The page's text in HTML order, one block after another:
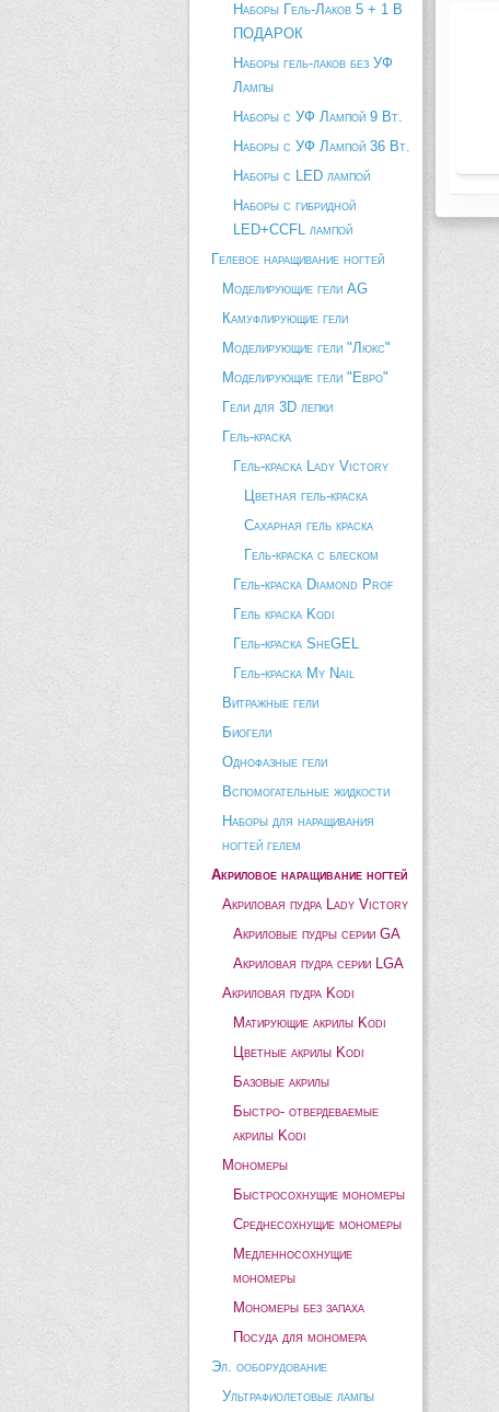
Наборы Гель-Лаков 5 + 1 В
ПОДАРОК
Наборы гель-лаков без УФ
Лампы
Наборы с УФ Лампой 9 Вт.
Наборы с УФ Лампой 36 Вт.
Наборы с LED лампой
Наборы с гибридной
LED+CCFL лампой
Гелевое наращивание ногтей
Моделирующие гели AG
Камуфлирующие гели
Моделирующие гели "Люкс"
Моделирующие гели "Евро"
Гели для 3D лепки
Гель-краска
Гель-краска Lady Victory
Цветная гель-краска
Сахарная гель краска
Гель-краска с блеском
Гель-краска Diamond Prof
Гель краска Kodi
Гель-краска SheGEL
Гель-краска My Nail
Витражные гели
Биогели
Однофазные гели
Вспомогательные жидкости
Наборы для наращивания
ногтей гелем
Акриловое наращивание ногтей
Акриловая пудра Lady Victory
Акриловые пудры серии GA
Акриловая пудра серии LGA
Акриловая пудра Kodi
Матирующие акрилы Kodi
Цветные акрилы Kodi
Базовые акрилы
Быстро- отвердеваемые
акрилы Kodi
Мономеры
Быстросохнущие мономеры
Среднесохнущие мономеры
Медленносохнущие
мономеры
Мономеры без запаха
Посуда для мономера
Эл. ооборудование
Ультрафиолетовые лампы